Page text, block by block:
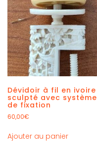
Dévidoir à fil en ivoire
sculpté avec système
de fixation
60,00€
Ajouter au panier